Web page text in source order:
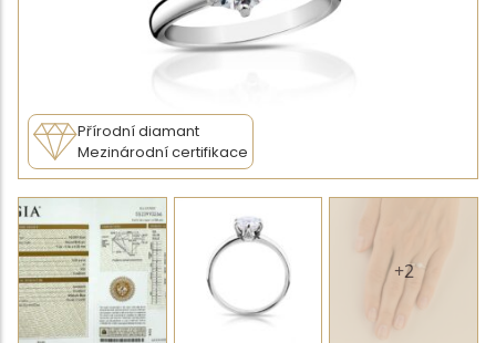
Přírodní diamant
Mezinárodní certifikace
+2